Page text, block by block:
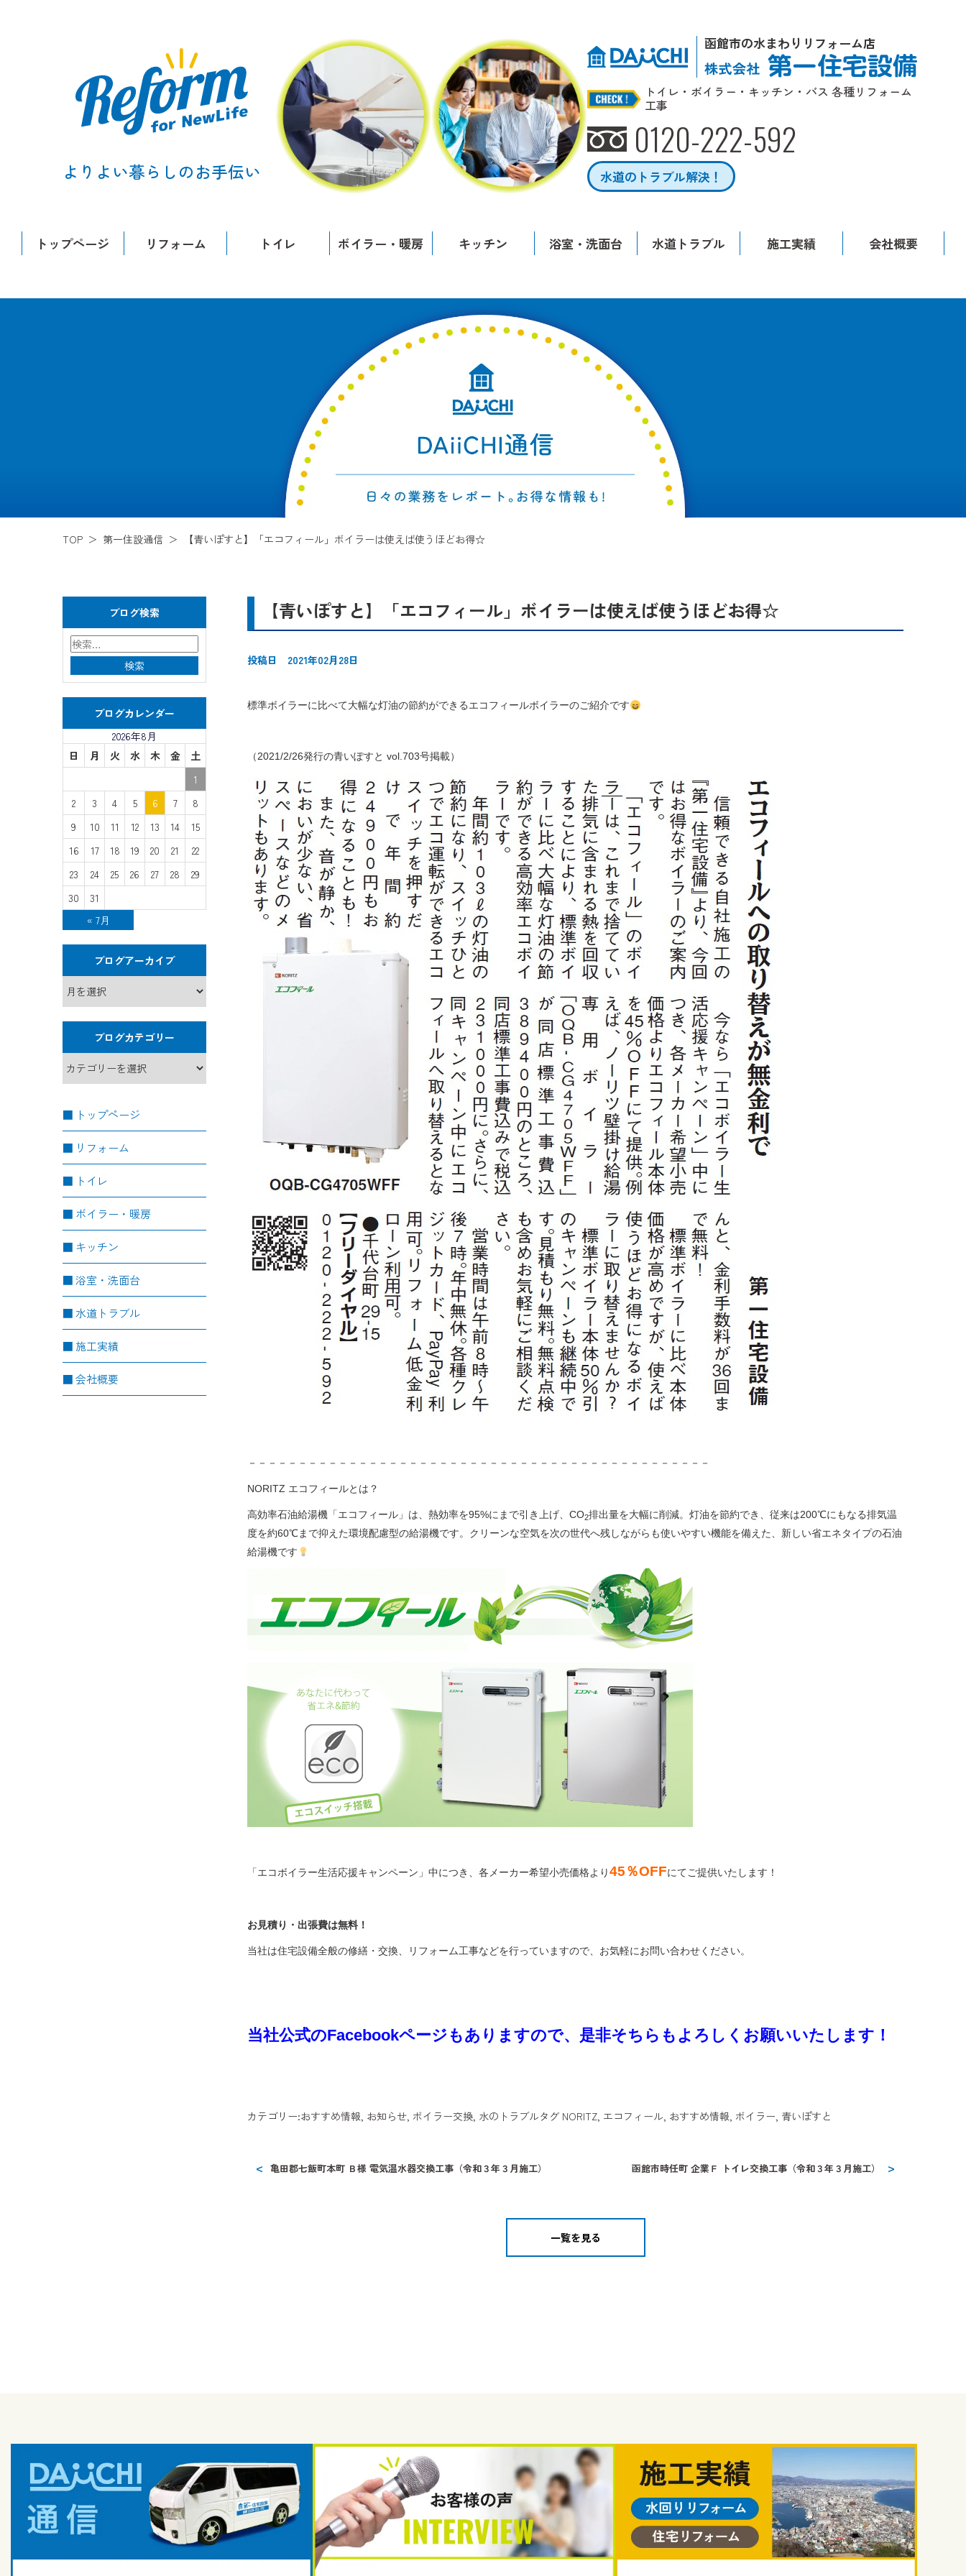
よりよい暮らしのお手伝い
函館市の水まわりリフォーム店
トイレ・ボイラー・キッチン・バス 各種リフォーム
工事
0120-222-592
水道のトラブル解決！
トップページ リフォーム トイレ ボイラー・暖房 キッチン 浴室・洗面台 水道トラブル 施工実績 会社概要
TOP 第一住設通信 【青いぽすと】「エコフィール」ボイラーは使えば使うほどお得☆
ブログ検索
ブログカレンダー
2026年8月
日
月 火 水 木 金
土
1
2
3 4 5 6 7
8
9
10 11 12 13 14
15
16
17 18 19 20 21
22
23
24 25 26 27 28
29
30
31
« 7月
ブログアーカイブ
ブログカテゴリー
トップページ
リフォーム
トイレ
ボイラー・暖房
キッチン
浴室・洗面台
水道トラブル
施工実績
会社概要
【青いぽすと】「エコフィール」ボイラーは使えば使うほどお得☆
投稿日 2021年02月28日
標準ボイラーに比べて大幅な灯油の節約ができるエコフィールボイラーのご紹介です
（2021/2/26発行の青いぽすと vol.703号掲載）
－－－－－－－－－－－－－－－－－－－－－－－－－－－－－－－－－－－－－－－－－－－－－－
NORITZ エコフィールとは？
高効率石油給湯機「エコフィール」は、熱効率を95%にまで引き上げ、CO2排出量を大幅に削減。灯油を節約でき、従来は200℃にもなる排気温
度を約60℃まで抑えた環境配慮型の給湯機です。クリーンな空気を次の世代へ残しながらも使いやすい機能を備えた、新しい省エネタイプの石油
給湯機です
「エコボイラー生活応援キャンペーン」中につき、各メーカー希望小売価格より45％OFFにてご提供いたします！
お見積り・出張費は無料！
当社は住宅設備全般の修繕・交換、リフォーム工事などを行っていますので、お気軽にお問い合わせください。
当社公式のFacebookページもありますので、是非そちらもよろしくお願いいたします！
カテゴリー:おすすめ情報, お知らせ, ボイラー交換, 水のトラブルタグ NORITZ, エコフィール, おすすめ情報, ボイラー, 青いぽすと
亀田郡七飯町本町 Ｂ様 電気温水器交換工事（令和３年３月施工） 函館市時任町 企業Ｆ トイレ交換工事（令和３年３月施工）
一覧を見る